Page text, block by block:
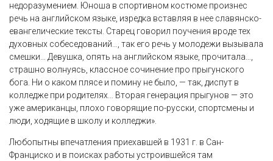
недоразумением. Юноша в спортивном костюме произнес
речь на английском языке, изредка вставляя в нее славянско-
евангелические тексты. Старец говорил поучения вроде тех
духовных собеседований…, так его речь у молодежи вызывала
смешки… Девушка, опять на английском языке, прочитала…,
страшно волнуясь, классное сочинение про прыгунского
бога. Ни о каком плясе и помину не было, — так, диспут в
колледже при родителях… Вторая генерация прыгунов — это
уже американцы, плохо говорящие по-русски, спортсмены и
люди, ходящие в школу и колледжи».
Любопытны впечатления приехавшей в 1931 г. в Сан-
Франциско и в поисках работы устроившейся там